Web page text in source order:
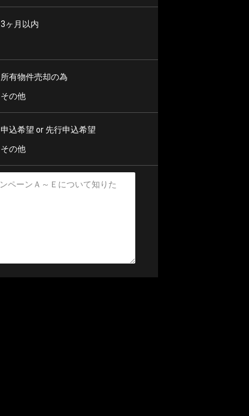
3ヶ月以内
所有物件売却の為
その他
申込希望 or 先行申込希望
その他